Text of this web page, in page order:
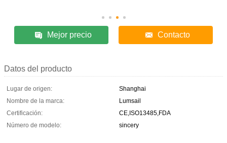
Mejor precio Contacto
Datos del producto
Lugar de origen:
Shanghai
Nombre de la marca:
Lumsail
Certificación:
CE,ISO13485,FDA
Número de modelo:
sincery